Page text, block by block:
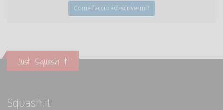
Come faccio ad iscrivermi?
Just Squash It!
Squash.it